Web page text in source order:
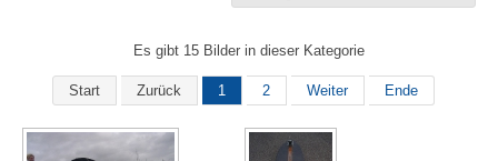
Es gibt 15 Bilder in dieser Kategorie
Start Zurück 1 2 Weiter Ende